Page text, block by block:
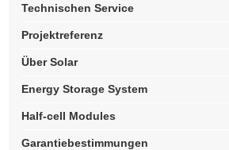
Technischen Service
Projektreferenz
Über Solar
Energy Storage System
Half-cell Modules
Garantiebestimmungen